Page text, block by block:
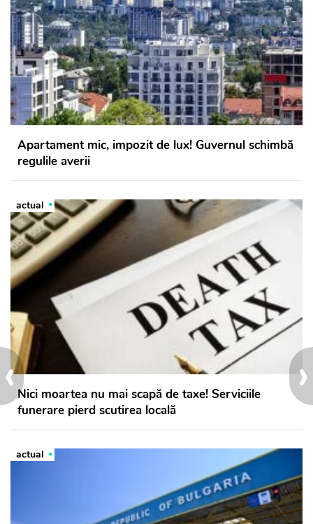
›
‹
Apartament mic, impozit de lux! Guvernul schimbă
regulile averii
actual
Nici moartea nu mai scapă de taxe! Serviciile
funerare pierd scutirea locală
actual